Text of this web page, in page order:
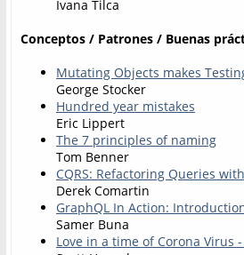
Ivana Tilca
Conceptos / Patrones / Buenas
Mutating Objects makes
George Stocker
Hundred year mistakes
Eric Lippert
The 7 principles of naming
Tom Benner
CQRS: Refactoring Queries
Derek Comartin
GraphQL In Action:
Samer Buna
Love in a time of Corona Virus